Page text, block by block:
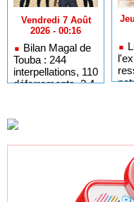
Vendredi 7 Août
2026 - 00:16
Bilan Magal de
Touba : 244
interpellations, 110
déferrements, 2,4
(Police)